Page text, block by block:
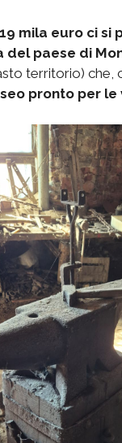
mila euro ci si
del paese di
territorio) che,
pronto per le